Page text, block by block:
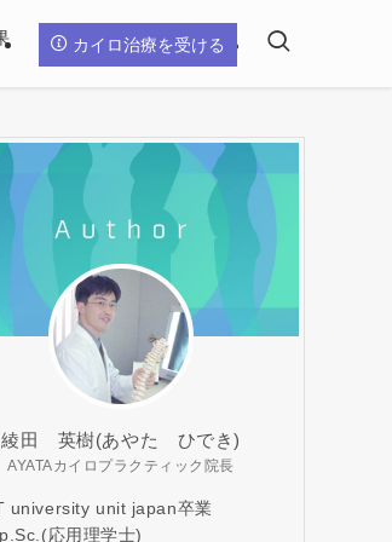
カイロ治療を受ける
綾田 英樹(あやた ひでき)
AYATAカイロプラクティック院長
university unit japan卒業
応用理学士)